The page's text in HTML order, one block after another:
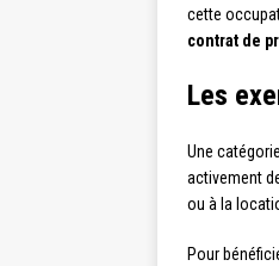
cette
contrat de
Les
Une
activement
ou à la
Pour